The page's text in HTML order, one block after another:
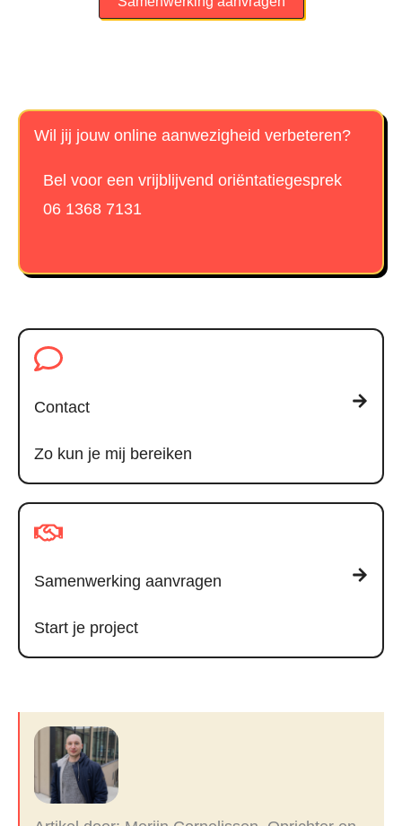
Wil jij jouw online aanwezigheid verbeteren?
Bel voor een vrijblijvend oriëntatiegesprek
06 1368 7131
Contact
Zo kun je mij bereiken
Samenwerking aanvragen
Start je project